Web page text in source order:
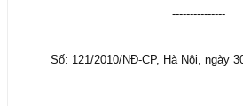
---------------
Số: 121/2010/NĐ-CP, Hà Nội, ngày